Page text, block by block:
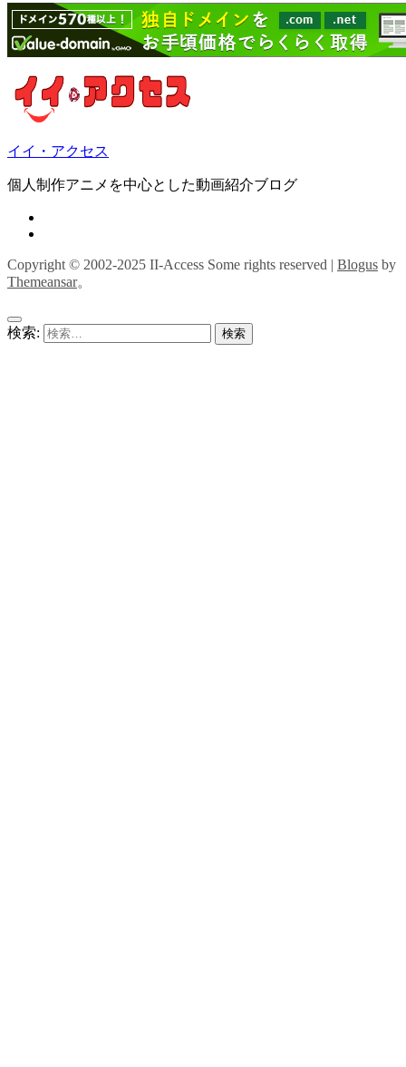
イイ・アクセス
個人制作アニメを中心とした動画紹介ブログ
Copyright © 2002-2025 II-Access Some rights reserved | Blogus by
Themeansar。
検索: